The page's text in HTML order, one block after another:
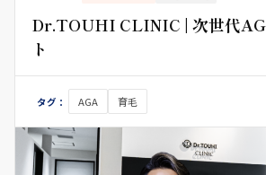
Dr.TOUHI CLINIC | 次世代
ト
タグ： AGA 育毛